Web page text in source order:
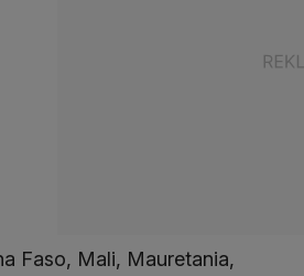
Faso, Mali, Mauretania,